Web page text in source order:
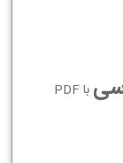
با PDF